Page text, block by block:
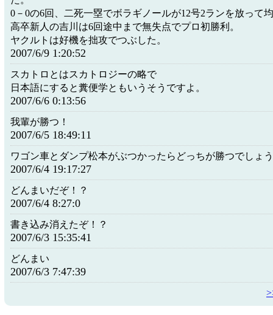
0－0の6回、二死一塁でボラギノールが12号2ランを放って
高卒新人の吉川は6回途中まで無失点でプロ初勝利。
ヤクルトは好機を拙攻でつぶした。
2007/6/9 1:20:52
スカトロとはスカトロジーの略で
日本語にすると糞便学ともいうそうですよ。
2007/6/6 0:13:56
我輩が勝つ！
2007/6/5 18:49:11
ワゴン車とダンプ松本がぶつかったらどっちが勝つでしょ
2007/6/4 19:17:27
どんまいだぞ！？
2007/6/4 8:27:0
書き込み消えたぞ！？
2007/6/3 15:35:41
どんまい
2007/6/3 7:47:39